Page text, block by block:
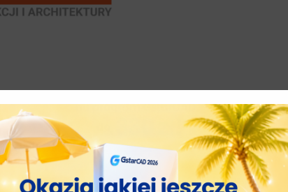
konstrukcji i architektury. Jest to cyklbezpłatnych